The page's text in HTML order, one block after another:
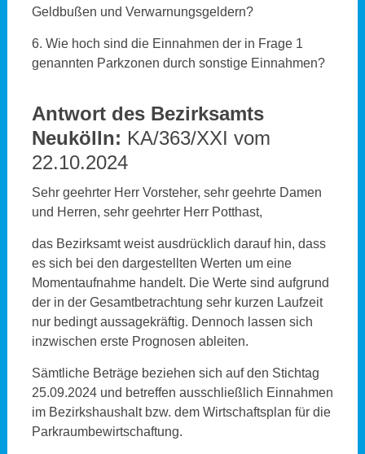
Geldbußen und Verwarnungsgeldern?
6. Wie hoch sind die Einnahmen der in Frage 1
genannten Parkzonen durch sonstige Einnahmen?
Antwort des Bezirksamts
Neukölln: KA/363/XXI vom
22.10.2024
Sehr geehrter Herr Vorsteher, sehr geehrte Damen
und Herren, sehr geehrter Herr Potthast,
das Bezirksamt weist ausdrücklich darauf hin, dass
es sich bei den dargestellten Werten um eine
Momentaufnahme handelt. Die Werte sind aufgrund
der in der Gesamtbetrachtung sehr kurzen Laufzeit
nur bedingt aussagekräftig. Dennoch lassen sich
inzwischen erste Prognosen ableiten.
Sämtliche Beträge beziehen sich auf den Stichtag
25.09.2024 und betreffen ausschließlich Einnahmen
im Bezirkshaushalt bzw. dem Wirtschaftsplan für die
Parkraumbewirtschaftung.